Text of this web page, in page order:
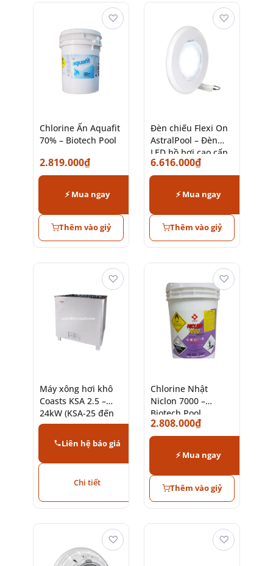
Chlorine Ấn Aquafit
70% – Biotech Pool
2.819.000₫
⚡ Mua ngay
Thêm vào giỷ
♡
Đèn chiếu Flexi On
AstralPool – Đèn
LED hồ bơi cao cấp
chính hãng
6.616.000₫
⚡ Mua ngay
Thêm vào giỷ
♡
Máy xông hơi khô
Coasts KSA 2.5 –
24kW (KSA-25 đến
KSA-240)
Liên hệ báo giá
Chi tiết
♡
Chlorine Nhật
Niclon 7000 –
Biotech Pool
2.808.000₫
⚡ Mua ngay
Thêm vào giỷ
♡
♡ ♡